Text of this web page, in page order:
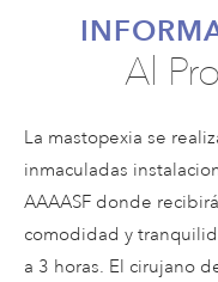
Al
La mastopexia se
inmaculadas
AAAASF donde
comodidad y
a 3 horas. El cirujano